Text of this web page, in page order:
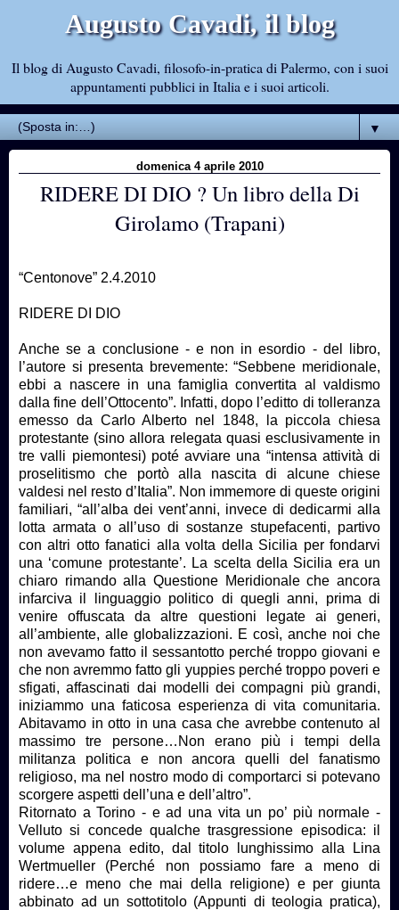
Augusto Cavadi, il blog
Il blog di Augusto Cavadi, filosofo-in-pratica di Palermo, con i suoi
appuntamenti pubblici in Italia e i suoi articoli.
▼
domenica 4 aprile 2010
RIDERE DI DIO ? Un libro della Di
Girolamo (Trapani)
“Centonove” 2.4.2010
RIDERE DI DIO
Anche se a conclusione - e non in esordio - del libro,
l’autore si presenta brevemente: “Sebbene meridionale,
ebbi a nascere in una famiglia convertita al valdismo
dalla fine dell’Ottocento”. Infatti, dopo l’editto di tolleranza
emesso da Carlo Alberto nel 1848, la piccola chiesa
protestante (sino allora relegata quasi esclusivamente in
tre valli piemontesi) poté avviare una “intensa attività di
proselitismo che portò alla nascita di alcune chiese
valdesi nel resto d’Italia”. Non immemore di queste origini
familiari, “all’alba dei vent’anni, invece di dedicarmi alla
lotta armata o all’uso di sostanze stupefacenti, partivo
con altri otto fanatici alla volta della Sicilia per fondarvi
una ‘comune protestante’. La scelta della Sicilia era un
chiaro rimando alla Questione Meridionale che ancora
infarciva il linguaggio politico di quegli anni, prima di
venire offuscata da altre questioni legate ai generi,
all’ambiente, alle globalizzazioni. E così, anche noi che
non avevamo fatto il sessantotto perché troppo giovani e
che non avremmo fatto gli yuppies perché troppo poveri e
sfigati, affascinati dai modelli dei compagni più grandi,
iniziammo una faticosa esperienza di vita comunitaria.
Abitavamo in otto in una casa che avrebbe contenuto al
massimo tre persone…Non erano più i tempi della
militanza politica e non ancora quelli del fanatismo
religioso, ma nel nostro modo di comportarci si potevano
scorgere aspetti dell’una e dell’altro”.
Ritornato a Torino - e ad una vita un po’ più normale -
Velluto si concede qualche trasgressione episodica: il
volume appena edito, dal titolo lunghissimo alla Lina
Wertmueller (Perché non possiamo fare a meno di
ridere…e meno che mai della religione) e per giunta
abbinato ad un sottotitolo (Appunti di teologia pratica),